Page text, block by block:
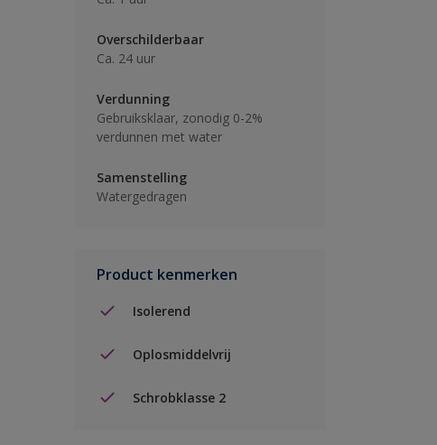
Overschilderbaar
Ca. 24 uur
Verdunning
Gebruiksklaar, zonodig 0-2%
verdunnen met water
Samenstelling
Watergedragen
Product kenmerken
Isolerend
Oplosmiddelvrij
Schrobklasse 2